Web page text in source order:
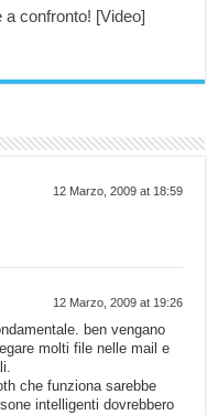
a confronto! [Video]
12 Marzo, 2009 at 18:59
12 Marzo, 2009 at 19:26
ben vengano
molti file nelle mail e
che funziona sarebbe
intelligenti dovrebbero